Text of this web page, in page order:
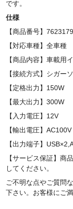
です。
仕様
【商品番号】
【対応車種】全車種
【商品内容】車載用
【接続方式】シガー
【定格出力 】150W
【最大出力】300W
【入力電圧】 12V
【輸出電圧】 AC100V
【出力端子】 USB×
【サービス保証】商
してください。
ご不明な点やご質問
下さい。お客様にご